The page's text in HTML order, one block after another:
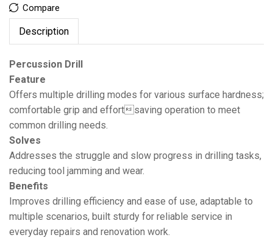
Compare
Description
Percussion Drill
Feature
Offers multiple drilling modes for various surface hardness;
comfortable grip and effortsaving operation to meet
common drilling needs.
Solves
Addresses the struggle and slow progress in drilling tasks,
reducing tool jamming and wear.
Benefits
Improves drilling efficiency and ease of use, adaptable to
multiple scenarios, built sturdy for reliable service in
everyday repairs and renovation work.